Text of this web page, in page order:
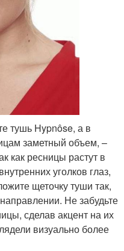
тушь Hypnôse, а в
заметный объем, –
как ресницы растут в
уголков глаз,
щеточку туши так,
Не забудьте
сделав акцент на их
визуально более